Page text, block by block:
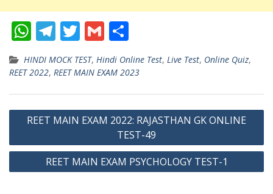
W
h
at
s
A
p
p
T
el
e
gr
a
m
T
w
itt
er
G
m
ai
l
h
ar
e
HINDI MOCK TEST, Hindi Online Test, Live Test, Online Quiz,
REET 2022, REET MAIN EXAM 2023
Post
navigation
REET MAIN EXAM 2022: RAJASTHAN GK ONLINE
TEST-49
REET MAIN EXAM PSYCHOLOGY TEST-1